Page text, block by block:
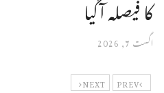
کا فیصلہ آگیا
اگست 7, 2026
PREV
NEXT